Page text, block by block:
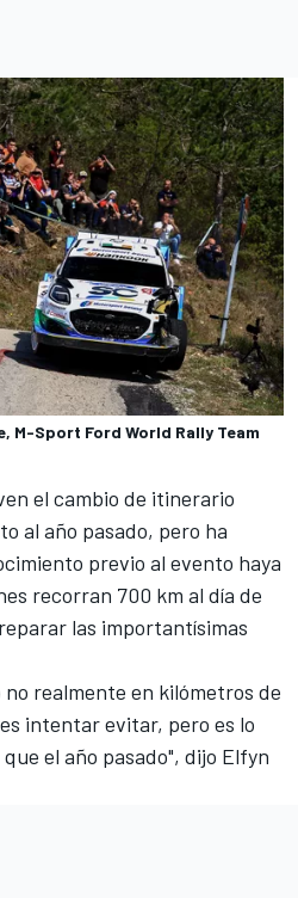
M-Sport Ford World Rally Team
el cambio de itinerario
al año pasado, pero ha
previo al evento haya
recorran 700 km al día de
las importantísimas
realmente en kilómetros de
intentar evitar, pero es lo
el año pasado", dijo Elfyn